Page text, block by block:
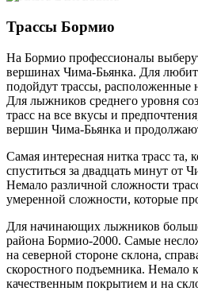
Трассы Бормио
На Бормио профессионалы
вершинах Чима-Бьянка. Для
подойдут трассы, расположенные
Для лыжников среднего уровня
трасс на все вкусы и
вершин Чима-Бьянка и
Самая интересная нитка трасс та,
спуститься за двадцать минут от
Немало различной сложности
умеренной сложности, которые
Для начинающих лыжников
района Бормио-2000. Самые
на северной стороне склона,
скоростного подъемника. Немало
качественным покрытием и на